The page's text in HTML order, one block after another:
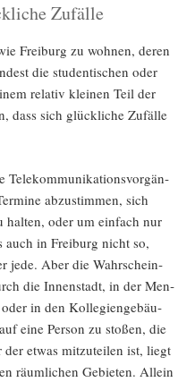
Zufälle
Frei­burg zu woh­nen, deren
die stu­den­ti­schen oder
rela­tiv klei­nen Teil der
dass sich glück­li­che Zufäl­le
Tele­kom­mu­ni­ka­ti­ons­vor­gän­
abzu­stim­men, sich
hal­ten, oder um ein­fach nur
auch in Frei­burg nicht so,
jede. Aber die Wahr­schein­
die Innen­stadt, in der Men­
in den Kol­le­gi­en­ge­bäu­
eine Per­son zu sto­ßen, die
etwas mit­zu­tei­len ist, liegt
räum­li­chen Gebie­ten. Allein